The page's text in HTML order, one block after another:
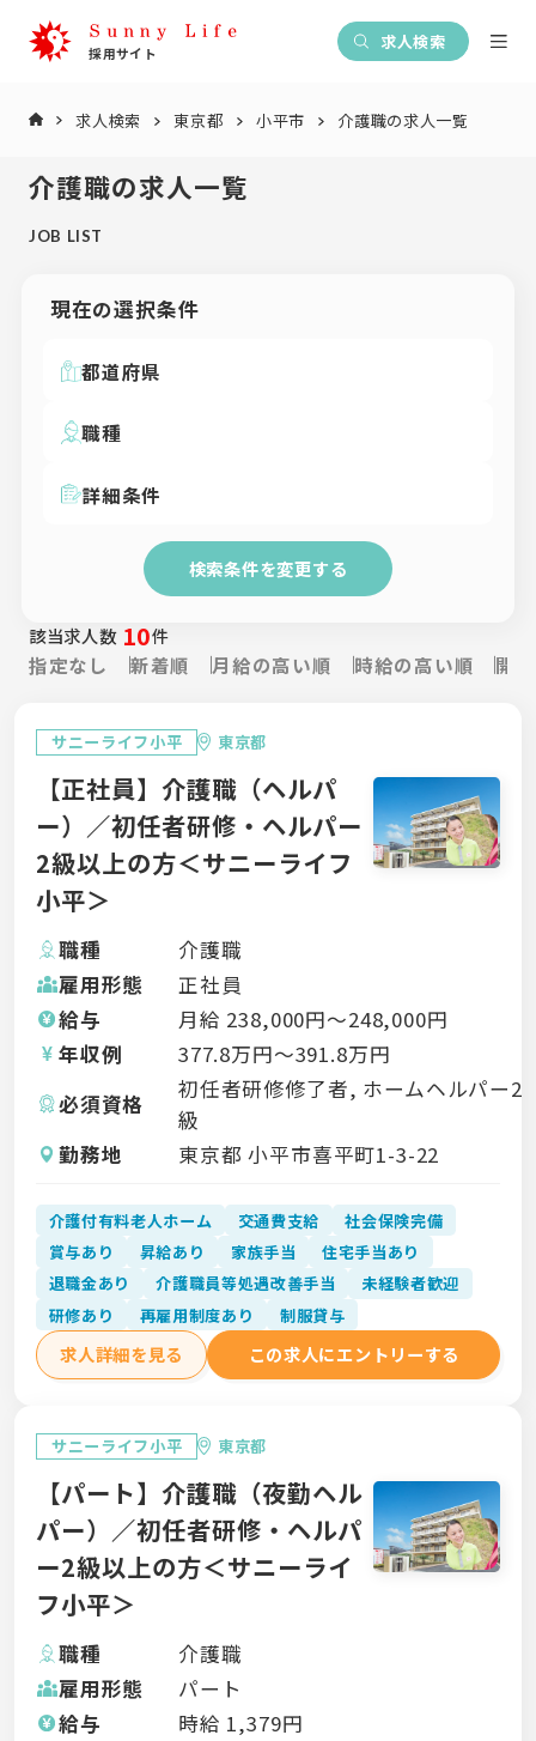
求人検索
求人検索 東京都 小平市 介護職の求人一覧
介護職の求人一覧
JOB LIST
現在の選択条件
都道府県
職種
詳細条件
検索条件を変更する
該当求人数 10件
指定なし 新着順 月給の高い順 時給の高い順 開
サニーライフ小平 東京都
【正社員】介護職（ヘルパ
ー）／初任者研修・ヘルパー
2級以上の方＜サニーライフ
小平＞
職種
介護職
雇用形態
正社員
給与
月給 238,000円〜248,000円
年収例
377.8万円〜391.8万円
必須資格
初任者研修修了者, ホームヘルパー2
級
勤務地
東京都 小平市喜平町1-3-22
介護付有料老人ホーム 交通費支給
社会保険完備
賞与あり
昇給あり 家族手当
住宅手当あり
退職金あり
介護職員等処遇改善手当
未経験者歓迎
研修あり
再雇用制度あり 制服貸与
求人詳細を見る この求人にエントリーする
サニーライフ小平 東京都
【パート】介護職（夜勤ヘル
パー）／初任者研修・ヘルパ
ー2級以上の方＜サニーライ
フ小平＞
職種
介護職
雇用形態
パート
給与
時給 1,379円